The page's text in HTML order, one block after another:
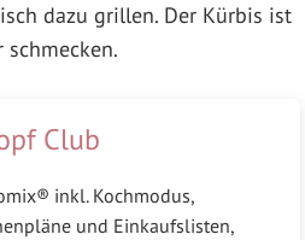
dazu grillen. Der Kürbis ist
Club
inkl. Kochmodus,
und Einkaufslisten,